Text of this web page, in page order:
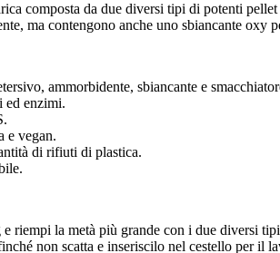
composta da due diversi tipi di potenti
ma contengono anche uno sbiancante oxy
ammorbidente, sbiancante e
ed enzimi.
e vegan.
di rifiuti di plastica.
riempi la metà più grande con i due diversi
non scatta e inseriscilo nel cestello per il